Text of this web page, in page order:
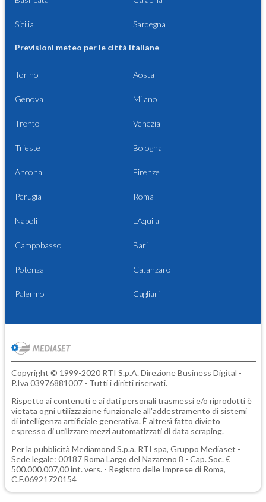
Sicilia Sardegna
Previsioni meteo per le città italiane
Torino Aosta
Genova Milano
Trento Venezia
Trieste Bologna
Ancona Firenze
Perugia Roma
Napoli L'Aquila
Campobasso Bari
Potenza Catanzaro
Palermo Cagliari
Copyright © 1999-2020 RTI S.p.A. Direzione Business Digital -
P.Iva 03976881007 - Tutti i diritti riservati.
Rispetto ai contenuti e ai dati personali trasmessi e/o riprodotti è
vietata ogni utilizzazione funzionale all'addestramento di sistemi
di intelligenza artificiale generativa. È altresì fatto divieto
espresso di utilizzare mezzi automatizzati di data scraping.
Per la pubblicità Mediamond S.p.a. RTI spa, Gruppo Mediaset -
Sede legale: 00187 Roma Largo del Nazareno 8 - Cap. Soc. €
500.000.007,00 int. vers. - Registro delle Imprese di Roma,
C.F.06921720154